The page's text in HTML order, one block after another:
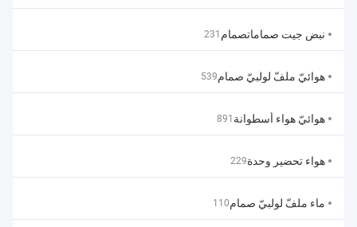
نبض جيت صماماتصمام 231
هوائيّ ملفّ لولبيّ صمام539
هوائيّ هواء أسطوانة 891
هواء تحضير وحدة229
ماء ملفّ لولبيّ صمام110